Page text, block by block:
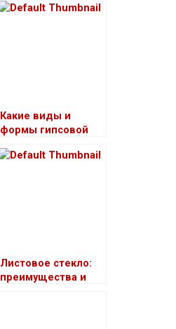
Какие виды и
формы гипсовой
Листовое стекло:
преимущества и